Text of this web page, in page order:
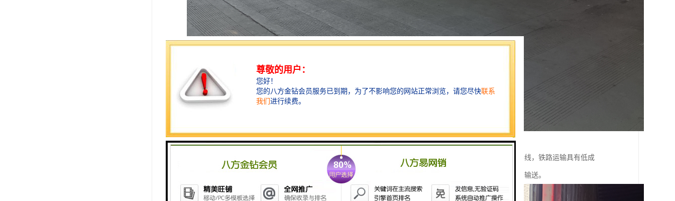
货运专线的种类各异，一般分成国家重载铁路和地方铁路两大类型。货运专线的区别对象是客运专线和客货共线，铁路运输具有低成
本、速度快、运量大、安全可靠、连续性强和风云无阻等多种优势，货运专线特别适合大型笨重物品的集散和输送。